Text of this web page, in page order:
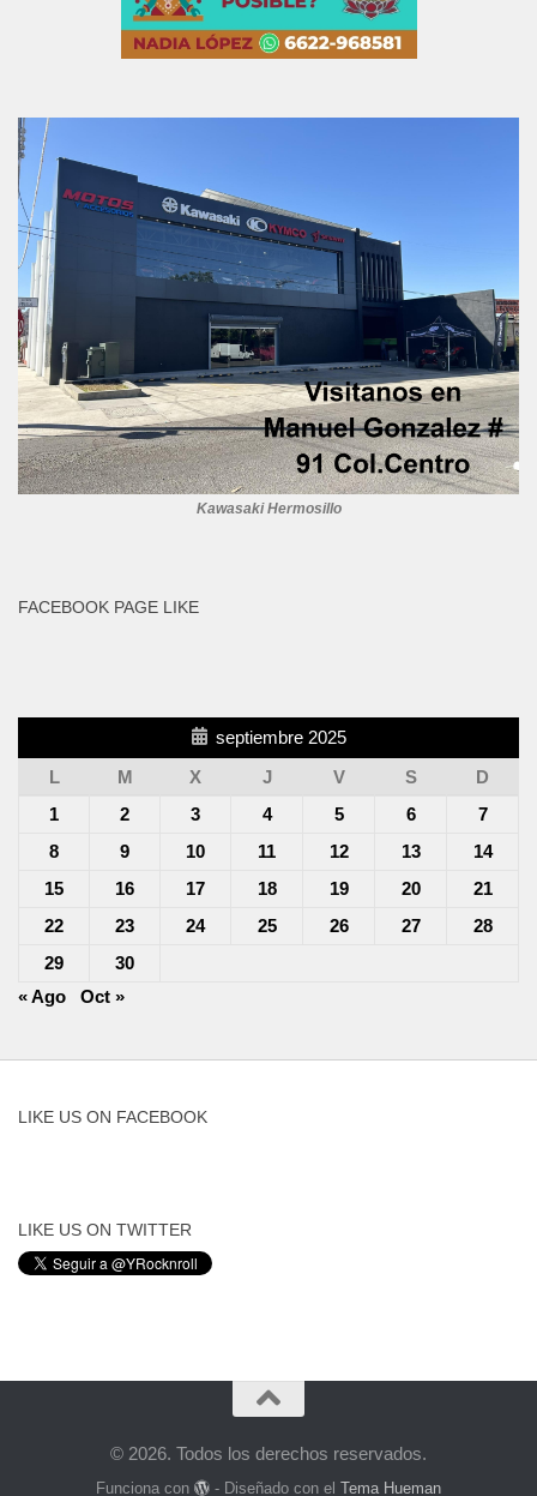
Kawasaki Hermosillo
FACEBOOK PAGE LIKE
septiembre 2025
L
M X J V S
D
1
2 3 4 5 6
7
8
9 10 11 12 13
14
15
16 17 18 19 20
21
22
23 24 25 26 27
28
29
30
« Ago
Oct »
LIKE US ON FACEBOOK
LIKE US ON TWITTER
© 2026. Todos los derechos reservados.
Funciona con - Diseñado con elTema Hueman